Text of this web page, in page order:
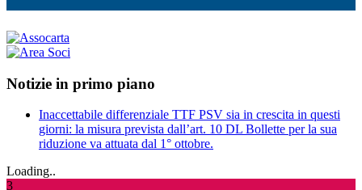
Notizie in primo piano
Inaccettabile differenziale TTF PSV sia in crescita in questi
giorni: la misura prevista dall’art. 10 DL Bollette per la sua
riduzione va attuata dal 1° ottobre.
Loading..
3